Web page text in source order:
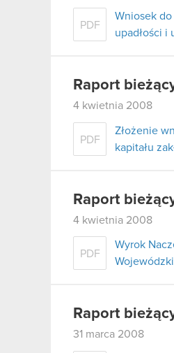
PDF
Wniosek
upadłości i
Raport
4 kwietnia 2008
PDF
Złożenie
kapitału
Raport
4 kwietnia 2008
PDF
Wyrok
Raport
31 marca 2008